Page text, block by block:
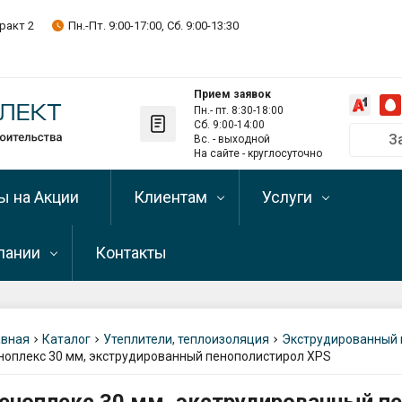
2 Пн.-Пт. 9:00-17:00, Сб. 9:00-13:30
Прием заявок
Пн.- пт. 8:30-18:00
Сб. 9:00-14:00
Вс. - выходной
На сайте - круглосуточноПозвонить
+375 29
+375 29
г. Минск,
на Акции Клиентам
Оптовым клиентам
Условия возврата
Написать директору
Услуги
Разгрузка
стройматериалов
Контакты
Каталог Утеплители, теплоизоляция
Экструдированный
30 мм, экструдированный пенополистирол XPS